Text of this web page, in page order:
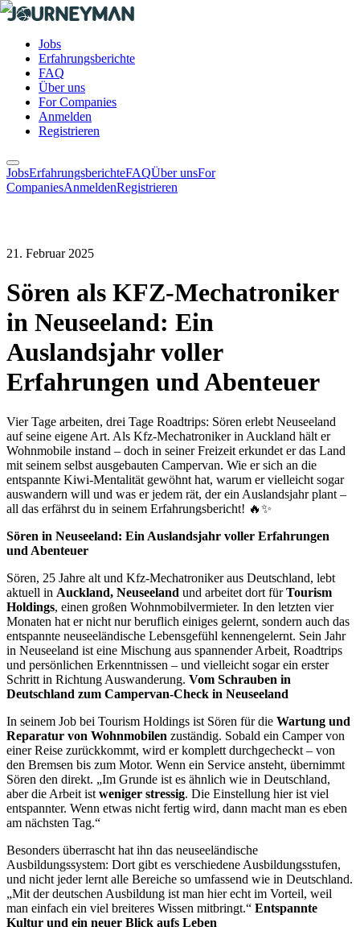
Jobs
Erfahrungsberichte
FAQ
Über uns
For Companies
Anmelden
Registrieren
JobsErfahrungsberichteFAQÜber unsFor
CompaniesAnmeldenRegistrieren
21. Februar 2025
Sören als KFZ-Mechatroniker
in Neuseeland: Ein
Auslandsjahr voller
Erfahrungen und Abenteuer
Vier Tage arbeiten, drei Tage Roadtrips: Sören erlebt Neuseeland
auf seine eigene Art. Als Kfz-Mechatroniker in Auckland hält er
Wohnmobile instand – doch in seiner Freizeit erkundet er das Land
mit seinem selbst ausgebauten Campervan. Wie er sich an die
entspannte Kiwi-Mentalität gewöhnt hat, warum er vielleicht sogar
auswandern will und was er jedem rät, der ein Auslandsjahr plant –
all das erfährst du in seinem Erfahrungsbericht! 🔥✨
Sören in Neuseeland: Ein Auslandsjahr voller Erfahrungen
und Abenteuer
Sören, 25 Jahre alt und Kfz-Mechatroniker aus Deutschland, lebt
aktuell in Auckland, Neuseeland und arbeitet dort fürTourism
Holdings, einen großen Wohnmobilvermieter. In den letzten vier
Monaten hat er nicht nur beruflich einiges gelernt, sondern auch das
entspannte neuseeländische Lebensgefühl kennengelernt. Sein Jahr
in Neuseeland ist eine Mischung aus spannender Arbeit, Roadtrips
und persönlichen Erkenntnissen – und vielleicht sogar ein erster
Schritt in Richtung Auswanderung. Vom Schrauben in
Deutschland zum Campervan-Check in Neuseeland
In seinem Job bei Tourism Holdings ist Sören für die Wartung und
Reparatur von Wohnmobilen zuständig. Sobald ein Camper von
einer Reise zurückkommt, wird er komplett durchgecheckt – von
den Bremsen bis zum Motor. Wenn ein Service ansteht, übernimmt
Sören den direkt. „Im Grunde ist es ähnlich wie in Deutschland,
aber die Arbeit ist weniger stressig. Die Einstellung hier ist viel
entspannter. Wenn etwas nicht fertig wird, dann macht man es eben
am nächsten Tag.“
Besonders überrascht hat ihn das neuseeländische
Ausbildungssystem: Dort gibt es verschiedene Ausbildungsstufen,
und nicht jeder lernt alle Bereiche so umfassend wie in Deutschland.
„Mit der deutschen Ausbildung ist man hier echt im Vorteil, weil
man einfach ein viel breiteres Wissen mitbringt.“ Entspannte
Kultur und ein neuer Blick aufs Leben